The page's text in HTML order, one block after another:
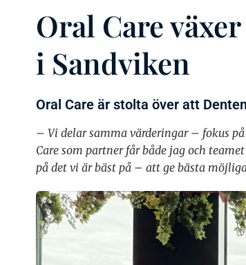
Oral Care
i Sandviken
Oral Care är stolta över att
– Vi delar samma värderingar – fokus
Care som partner får både jag och
på det vi är bäst på – att ge bästa